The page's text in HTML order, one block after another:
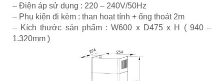
– Điện áp sử dụng : 220 – 240V/50Hz
– Phụ kiện đi kèm : than hoạt tính + ống thoát 2m
– Kích thước sản phẩm : W600 x D475 x H ( 940 –
1.320mm )